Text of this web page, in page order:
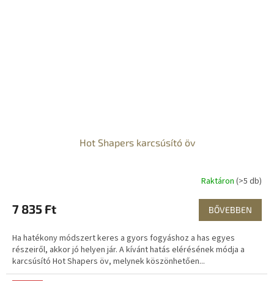
Hot Shapers karcsúsító öv
Raktáron (>5 db)
7 835 Ft BŐVEBBEN
Ha hatékony módszert keres a gyors fogyáshoz a has egyes
részeiről, akkor jó helyen jár. A kívánt hatás elérésének módja a
karcsúsító Hot Shapers öv, melynek köszönhetően...